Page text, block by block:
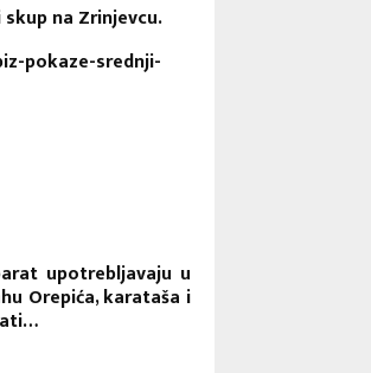
skup na Zrinjevcu.
pokaze-srednji-
upotrebljavaju u
Orepića, karataša i